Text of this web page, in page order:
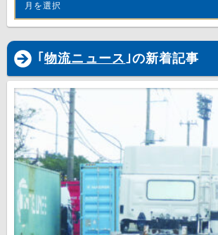
月を選択
｢ 物流ニュース｣の新着記事